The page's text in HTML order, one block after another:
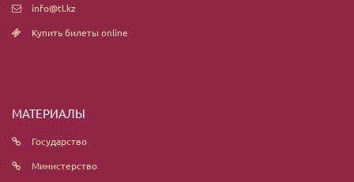
info@tl.kz
Купить билеты online
МАТЕРИАЛЫ
Государство
Министерство